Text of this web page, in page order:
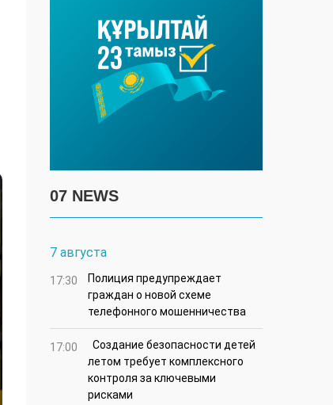
07 NEWS
7 августа
17:30
Полиция предупреждает
граждан о новой схеме
телефонного мошенничества
17:00
Создание безопасности детей
летом требует комплексного
контроля за ключевыми
рисками